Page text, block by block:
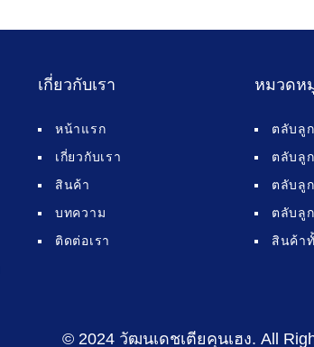
เกี่ยวกับเรา
หน้าแรก
เกี่ยวกับเรา
สินค้า
บทความ
ติดต่อเรา
หมวดห
ตลับลู
ตลับลู
ตลับลู
ตลับลู
สินค้า
© 2024 วัฒนเดชเตียคุนเฮง. All